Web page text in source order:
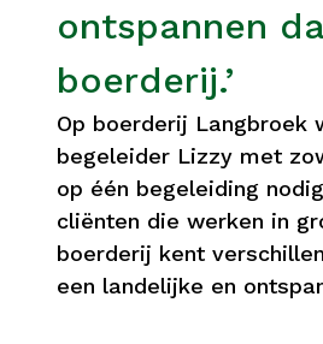
ontspannen
boerderij.’
Op boerderij Langbroek
begeleider Lizzy met
op één begeleiding
cliënten die werken in
boerderij kent
een landelijke en